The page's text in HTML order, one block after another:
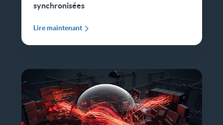
synchronisées
Lire maintenant